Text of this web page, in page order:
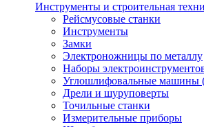
Инструменты и строительная
Рейсмусовые станки
Инструменты
Замки
Электроножницы по металлу
Наборы
Углошлифовальные
Дрели и шуруповерты
Точильные станки
Измерительные приборы